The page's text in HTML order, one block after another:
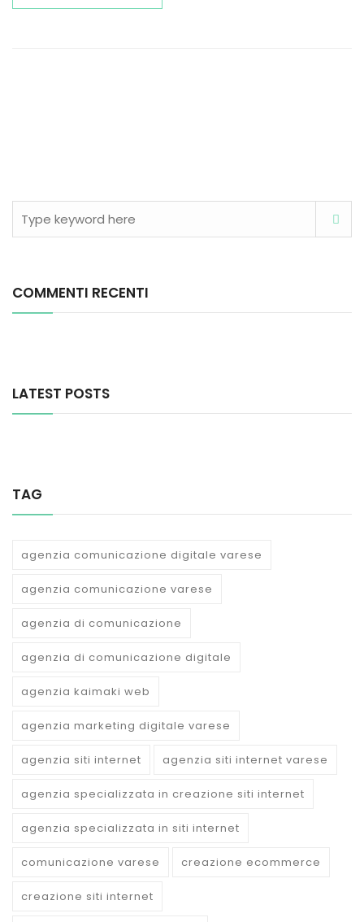
COMMENTI RECENTI
LATEST POSTS
TAG
agenzia comunicazione digitale varese
agenzia comunicazione varese
agenzia di comunicazione
agenzia di comunicazione digitale
agenzia kaimaki web
agenzia marketing digitale varese
agenzia siti internet agenzia siti internet varese
agenzia specializzata in creazione siti internet
agenzia specializzata in siti internet
comunicazione varese creazione ecommerce
creazione siti internet